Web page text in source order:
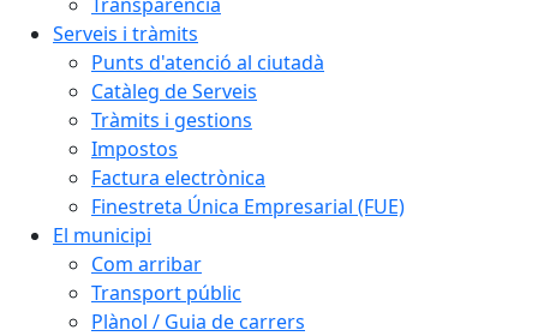
Serveis i tràmits
Punts d'atenció al ciutadà
Catàleg de Serveis
Tràmits i gestions
Impostos
Factura electrònica
Finestreta Única Empresarial (FUE)
El municipi
Com arribar
Transport públic
Plànol / Guia de carrers